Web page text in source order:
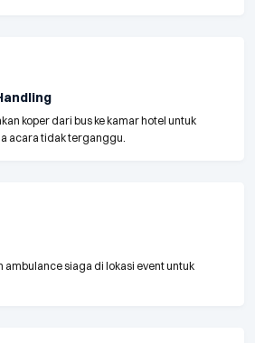
koper dari bus ke kamar hotel untuk
acara tidak terganggu.
siaga di lokasi event untuk